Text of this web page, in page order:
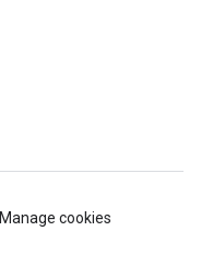
Manage cookies